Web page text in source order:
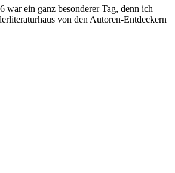
war ein ganz besonderer Tag, denn ich
von den Autoren-Entdeckern